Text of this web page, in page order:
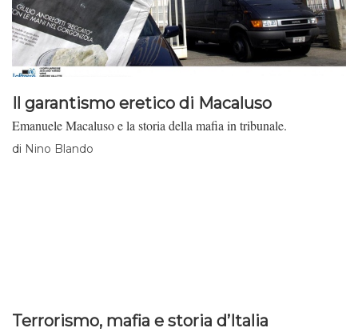
Il garantismo eretico di Macaluso
Emanuele Macaluso e la storia della mafia in tribunale.
di Nino Blando
Terrorismo, mafia e storia d’Italia